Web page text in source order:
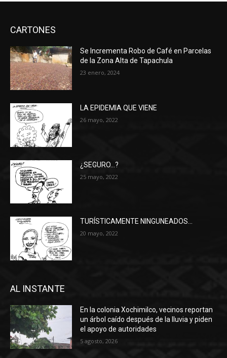
CARTONES
Se Incrementa Robo de Café en Parcelas
de la Zona Alta de Tapachula
23 enero, 2024
LA EPIDEMIA QUE VIENE
26 mayo, 2022
¿SEGURO…?
25 mayo, 2022
TURÍSTICAMENTE NINGUNEADOS…
20 mayo, 2022
AL INSTANTE
En la colonia Xochimilco, vecinos reportan
un árbol caído después de la lluvia y piden
el apoyo de autoridades
5 agosto, 2026